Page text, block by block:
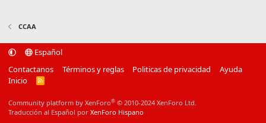
CCAA
Español
Contactanos
Términos y reglas Politicas de privacidad
Ayuda
Inicio
R
Community platform by XenForo® © 2010-2024 XenForo Ltd.
Traducción al Español por XenForo Hispano